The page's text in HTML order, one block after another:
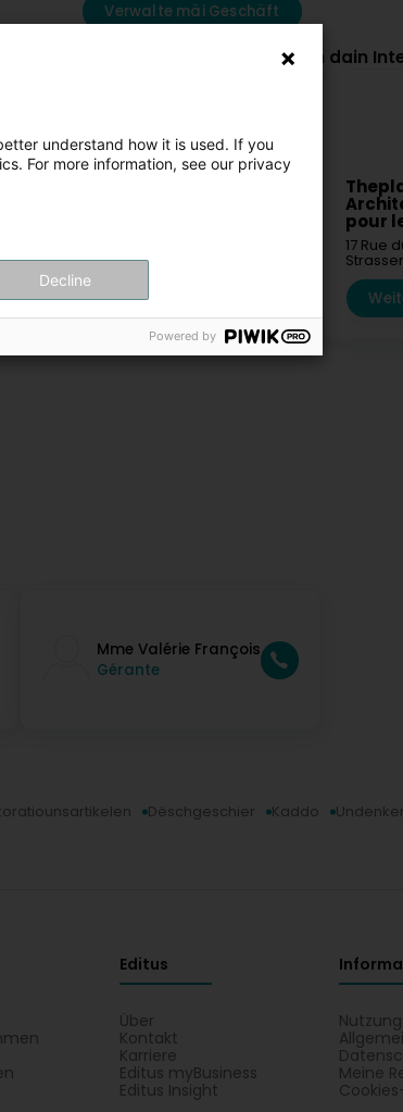
Verwalte mäi Geschäft
mat dëse Sujet hunn och dain
Weitere Informationen
pour
17 Rue
Mme Valérie François
Gérante
Dëschgeschier Kaddo
Editus
Über
Kontakt
Karriere
Editus myBusiness
Editus Insight
Meine
understand how it is used. If you
For more information, see our privacy
Decline
Powered by